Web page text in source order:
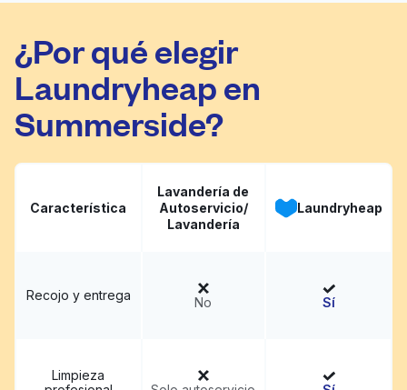
¿Por qué elegir
Laundryheap en
Summerside?
Característica
Lavandería de
Autoservicio/
Lavandería
Laundryheap
Recojo y entrega No Sí
Limpieza